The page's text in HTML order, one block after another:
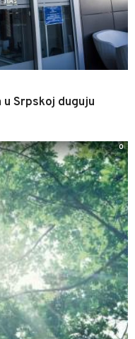
Srpskoj duguju
0